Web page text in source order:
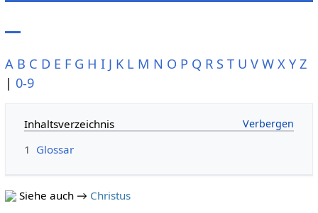
A B C D E F G H I J K L M N O P Q R S T U V W X Y Z
| 0-9
Inhaltsverzeichnis
1 Glossar
Siehe auch → Christus